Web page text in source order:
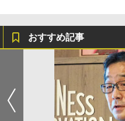
おすすめ記事